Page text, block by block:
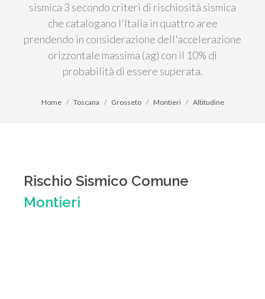
sismica 3 secondo criteri di rischiosità sismica
che catalogano l'Italia in quattro aree
prendendo in considerazione dell'accelerazione
orizzontale massima (ag) con il 10% di
probabilità di essere superata.
Home Toscana Grosseto Montieri Altitudine
Rischio Sismico Comune
Montieri